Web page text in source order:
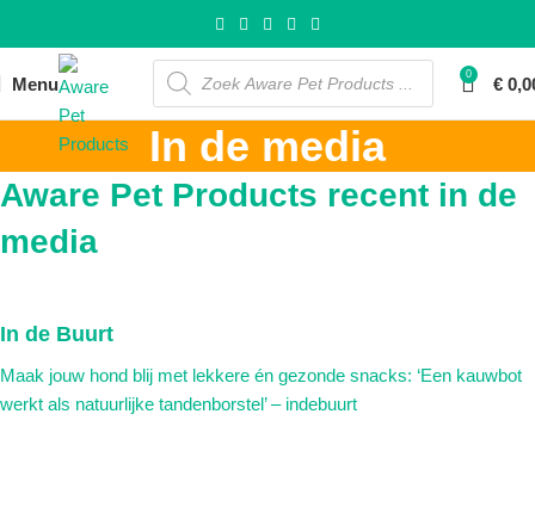
Menu 0 €
In de media
Aware Pet Products recent in de
media
In de Buurt
Maak jouw hond blij met lekkere én gezonde snacks: ‘Een kauwbot
werkt als natuurlijke tandenborstel’ – indebuurt